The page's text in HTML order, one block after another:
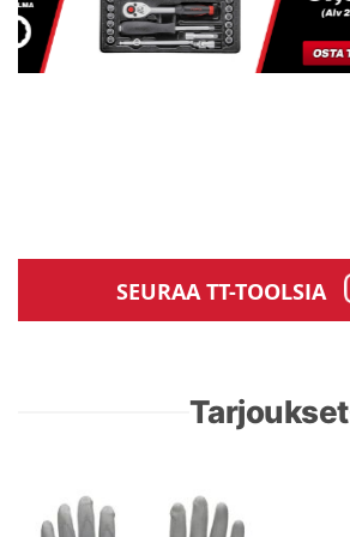
SEURAA TT-TOOLSIA
Tarjoukset